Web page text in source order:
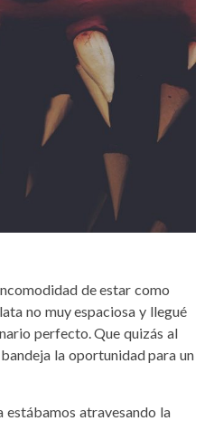
de estar como
no muy espaciosa y llegué
perfecto. Que quizás al
la oportunidad para un
estábamos atravesando la